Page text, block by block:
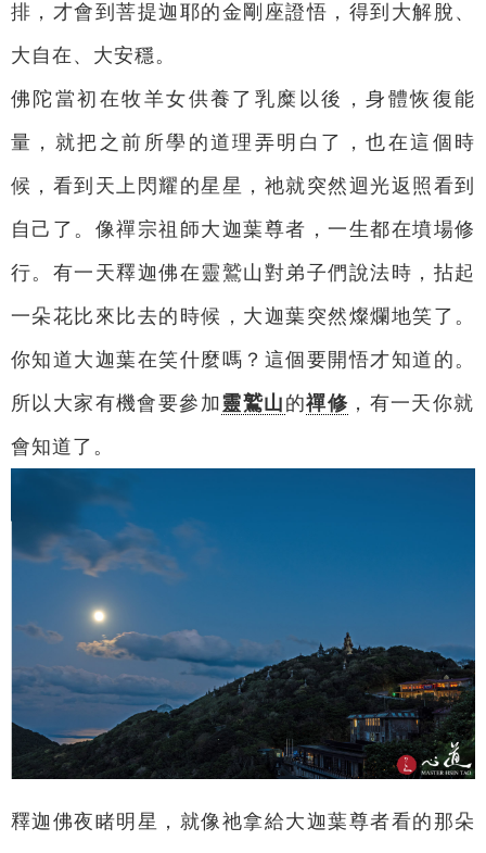
排，才會到菩提迦耶的金剛座證悟，得到大解脫、
大自在、大安穩。
佛陀當初在牧羊女供養了乳糜以後，身體恢復能
量，就把之前所學的道理弄明白了，也在這個時
候，看到天上閃耀的星星，祂就突然迴光返照看到
自己了。像禪宗祖師大迦葉尊者，一生都在墳場修
行。有一天釋迦佛在靈鷲山對弟子們說法時，拈起
一朵花比來比去的時候，大迦葉突然燦爛地笑了。
你知道大迦葉在笑什麼嗎？這個要開悟才知道的。
所以大家有機會要參加 靈鷲山 的禪修 ，有一天你就
會知道了。
釋迦佛夜睹明星，就像祂拿給大迦葉尊者看的那朵